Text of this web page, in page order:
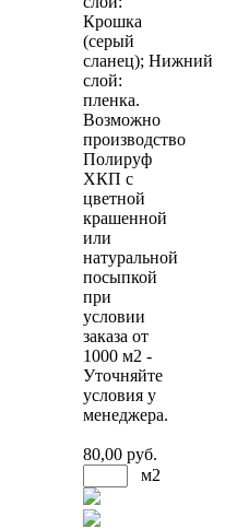
Крошка
(серый
сланец); Нижний
слой:
пленка.
Возможно
производство
Полируф
ХКП с
цветной
крашенной
или
натуральной
посыпкой
при
условии
заказа от
1000 м2 -
Уточняйте
условия у
менеджера.
80,00 руб.
м2